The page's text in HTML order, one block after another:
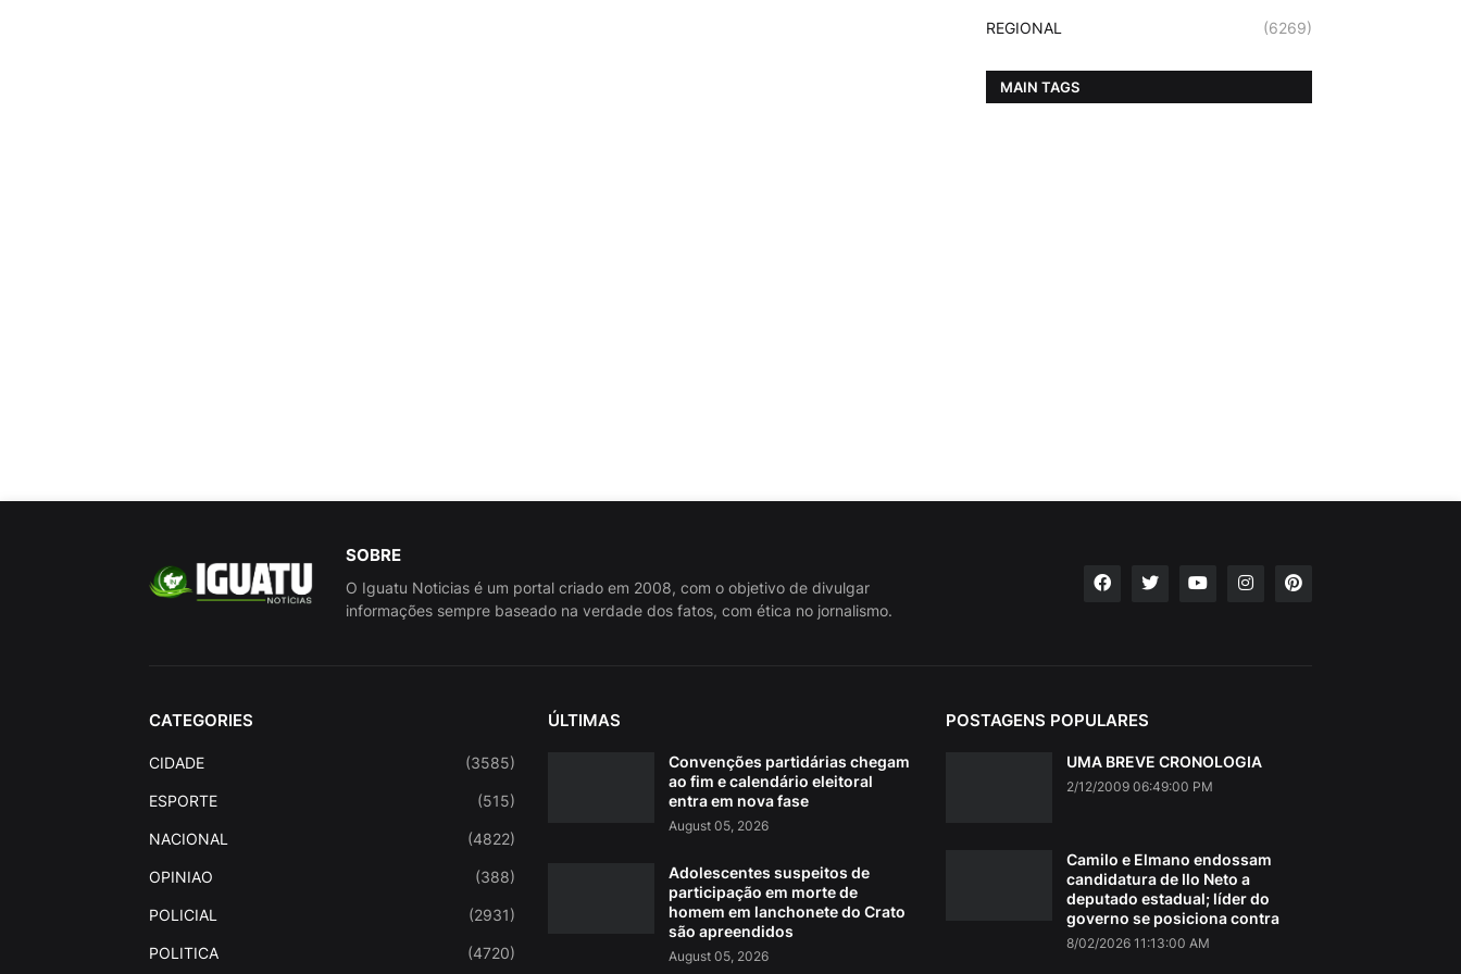
REGIONAL (6269)
MAIN TAGS
SOBRE
O Iguatu Noticias é um portal criado em 2008, com o objetivo de divulgar
informações sempre baseado na verdade dos fatos, com ética no jornalismo.
CATEGORIES
CIDADE (3585)
ESPORTE (515)
NACIONAL (4822)
OPINIAO (388)
POLICIAL (2931)
POLITICA (4720)
ÚLTIMAS
Convenções partidárias chegam
ao fim e calendário eleitoral
entra em nova fase
August 05, 2026
Adolescentes suspeitos de
participação em morte de
homem em lanchonete do Crato
são apreendidos
August 05, 2026
POSTAGENS POPULARES
UMA BREVE CRONOLOGIA
2/12/2009 06:49:00 PM
Camilo e Elmano endossam
candidatura de Ilo Neto a
deputado estadual; líder do
governo se posiciona contra
8/02/2026 11:13:00 AM